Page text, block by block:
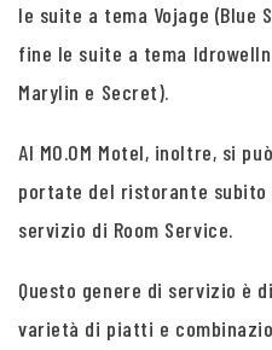
le suite a tema Vojage (Blue
fine le suite a tema
Marylin e Secret).
Al MO.OM Motel, inoltre, si
portate del ristorante subito
servizio di Room Service.
Questo genere di servizio è
varietà di piatti e